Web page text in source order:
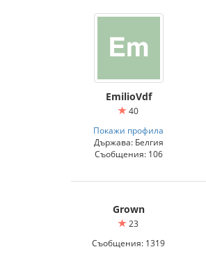
EmilioVdf
40
Покажи профила
Държава: Белгия
Съобщения: 106
Grown
23
Съобщения: 1319